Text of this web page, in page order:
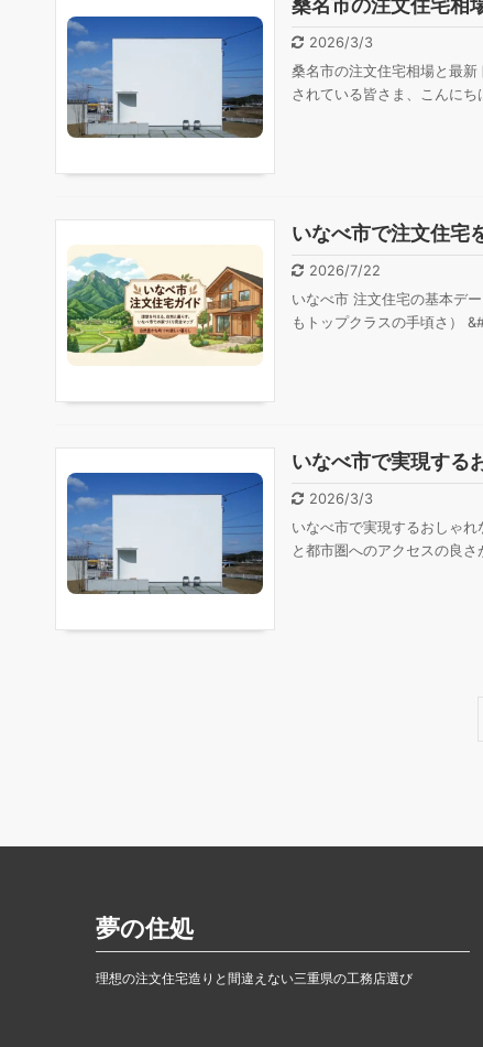
桑名市の注文住宅相
2026/3/3
桑名市の注文住宅相場と最
されている皆さま、こんに
いなべ市で注文住宅
2026/7/22
いなべ市 注文住宅の基本デ
もトップクラスの手頃さ）
いなべ市で実現する
2026/3/3
いなべ市で実現するおしゃ
と都市圏へのアクセスの良
夢の住処
理想の注文住宅造りと間違えない三重県の工務店選び